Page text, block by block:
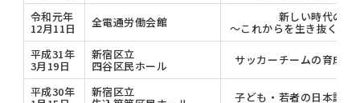
令和元年
12月11日 全電通労働会館 新しい時代の自
～これからを生き抜くた
平成31年
3月19日
新宿区立
四谷区民ホール サッカーチームの育成に
平成30年 新宿区立 子ども・若者の日本語力